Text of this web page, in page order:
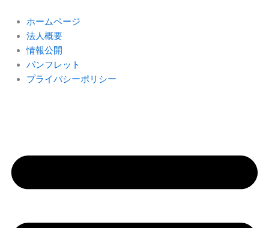
ホームページ
法人概要
情報公開
パンフレット
プライバシーポリシー